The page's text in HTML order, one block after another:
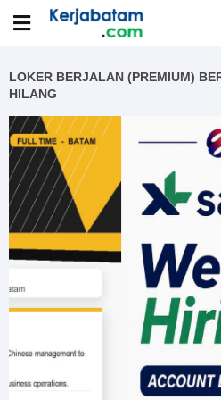
LOKER BERJALAN (PREMIUM)
HILANG